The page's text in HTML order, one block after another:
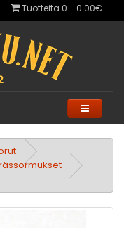
Tuotteita 0 - 0.00€